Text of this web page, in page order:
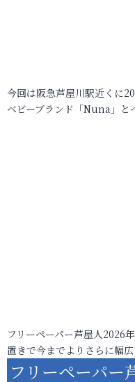
今回は阪急芦屋川駅近くに
ベビーブランド「Nuna」
フリーペーパー芦屋人2026
置きで今までよりさらに幅
フリーペーパー